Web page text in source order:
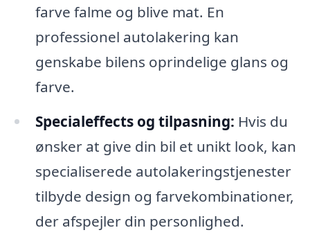
farve falme og blive mat. En
professionel autolakering kan
genskabe bilens oprindelige glans og
farve.
Specialeffects og tilpasning: Hvis du
ønsker at give din bil et unikt look, kan
specialiserede autolakeringstjenester
tilbyde design og farvekombinationer,
der afspejler din personlighed.